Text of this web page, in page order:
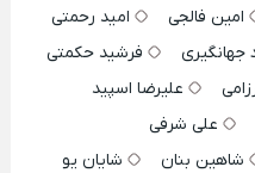
امین فالجی
امید رحمتی
جهانگیری
فرشید حکمتی
علیرضا اسپید
علی شرفی
شاهین بنان
شایان یو